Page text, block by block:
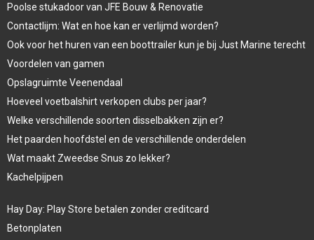
Poolse stukadoor van JFE Bouw & Renovatie
Contactlijm: Wat en hoe kan er verlijmd worden?
Ook voor het huren van een boottrailer kun je bij Just Marine terecht
Voordelen van gamen
Opslagruimte Veenendaal
Hoeveel voetbalshirt verkopen clubs per jaar?
Welke verschillende soorten disselbakken zijn er?
Het paarden hoofdstel en de verschillende onderdelen
Wat maakt Zweedse Snus zo lekker?
Kachelpijpen
Hay Day: Play Store betalen zonder creditcard
Betonplaten